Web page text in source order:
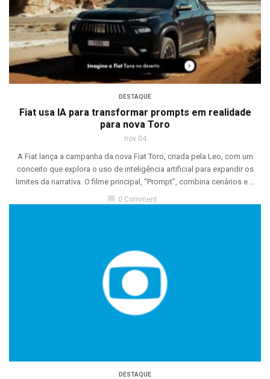
DESTAQUE
Fiat usa IA para transformar prompts em realidade
para nova Toro
nov 04
A Fiat lança a campanha da nova Fiat Toro, criada pela Leo, com um
conceito que explora o uso de inteligência artificial para expandir os
limites da narrativa. O filme principal, “Prompt”, combina cenários e ...
0 Comment
DESTAQUE